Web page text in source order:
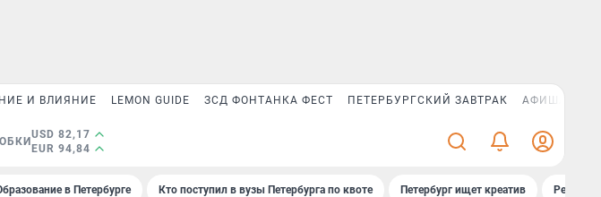
И ВЛИЯНИЕ LEMON GUIDE ЗСД ФОНТАНКА ФЕСТ ПЕТЕРБУРГСКИЙ ЗАВТРАК АФИША PLUS
USD 82,17
EUR 94,84
в Петербурге Кто поступил в вузы Петербурга по квоте Петербург ищет креатив